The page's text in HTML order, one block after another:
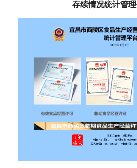
存续情况统计管